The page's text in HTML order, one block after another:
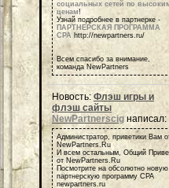
социальных сетей по
ценам!
Узнай подробнее в партнерке -
ПАРТНЕРСКАЯ ПРОГРАММА
СРА http://newpartners.ru/
Всем спасибо за внимание,
команда NewPartners
Новость: Флэш игры и
флэш сайты
NewPartnerscigнаписал:
Администратор, приветики Вам
NewPartners.Ru
И всем остальным, Общий
от NewPartners.Ru
Посмотрите на обсолютно новую
партнерскую программу СРА
newpartners.ru